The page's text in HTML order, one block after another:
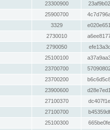
23300900
25900700
3329
2730010
2790050
25100100
23700700
23700200
23900600
27100370
27100700
25100300